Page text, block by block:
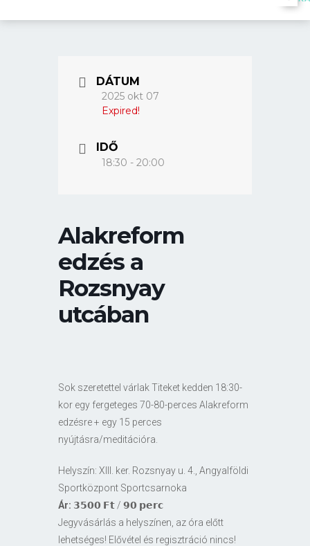
DÁTUM
2025 okt 07
Expired!
IDŐ
18:30 - 20:00
Alakreform
edzés a
Rozsnyay
utcában
Sok szeretettel várlak Titeket kedden 18:30-
kor egy fergeteges 70-80-perces Alakreform
edzésre + egy 15 perces
nyújtásra/meditációra.
Helyszín: XIII. ker. Rozsnyay u. 4., Angyalföldi
Sportközpont Sportcsarnoka
Ár: 𝟯𝟱𝟬𝟬 𝗙𝘁 / 𝟵𝟬 𝗽𝗲𝗿𝗰
Jegyvásárlás a helyszínen, az óra előtt
lehetséges! Elővétel és regisztráció nincs!